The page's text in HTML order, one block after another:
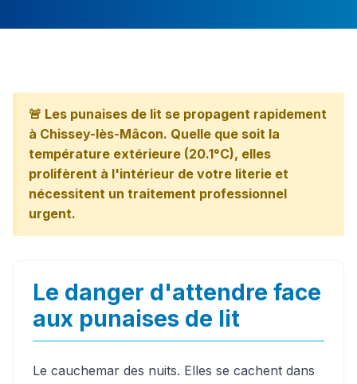
🚨 Les punaises de lit se propagent rapidement
à Chissey-lès-Mâcon. Quelle que soit la
température extérieure (20.1°C), elles
prolifèrent à l'intérieur de votre literie et
nécessitent un traitement professionnel
urgent.
Le danger d'attendre face
aux punaises de lit
Le cauchemar des nuits. Elles se cachent dans